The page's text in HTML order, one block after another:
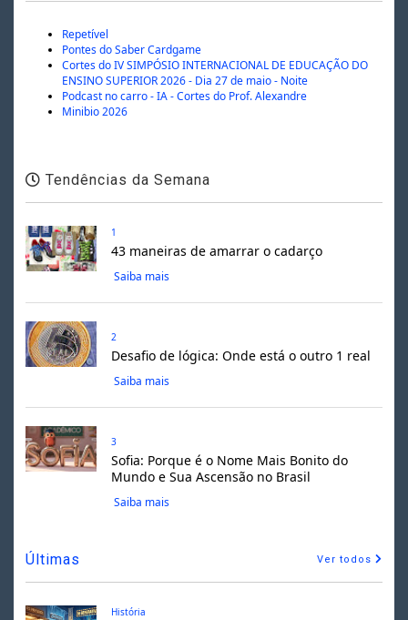
Repetível
Pontes do Saber Cardgame
Cortes do IV SIMPÓSIO INTERNACIONAL DE EDUCAÇÃO DO
ENSINO SUPERIOR 2026 - Dia 27 de maio - Noite
Podcast no carro - IA - Cortes do Prof. Alexandre
Minibio 2026
Tendências da Semana
1
43 maneiras de amarrar o cadarço
Saiba mais
2
Desafio de lógica: Onde está o outro 1 real
Saiba mais
3
Sofia: Porque é o Nome Mais Bonito do
Mundo e Sua Ascensão no Brasil
Saiba mais
Últimas Ver todos
História